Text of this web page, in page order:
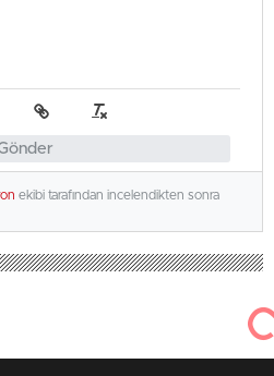
ekibi tarafından incelendikten sonra